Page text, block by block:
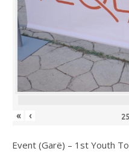
« ‹ 25
Event (Garë) – 1st Youth